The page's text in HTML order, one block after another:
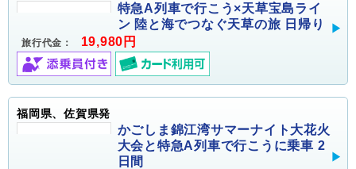
特急A列車で行こう×天草宝島ライ
ン 陸と海でつなぐ天草の旅 日帰り
旅行代金： 19,980円
福岡県、佐賀県発
かごしま錦江湾サマーナイト大花火
大会と特急A列車で行こうに乗車 2
日間